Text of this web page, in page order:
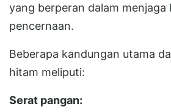
yang berperan dalam menjaga
pencernaan.
Beberapa kandungan utama
hitam meliputi:
Serat pangan: